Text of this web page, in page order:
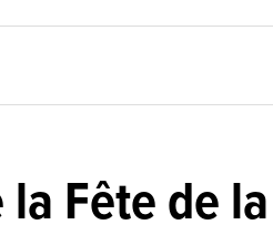
Fête de la